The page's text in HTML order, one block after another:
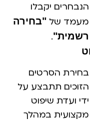
הנבחרים יקבלו
מעמד של"בחירה
רשמית".
בחירת הסרטים
הזוכים תתבצע על
ידי ועדת שיפוט
מקצועית במהלך